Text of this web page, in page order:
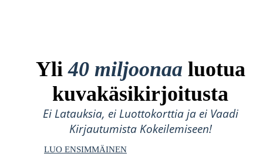
Yli40 miljoonaa luotua
kuvakäsikirjoitusta
Ei Latauksia, ei Luottokorttia ja ei Vaadi
Kirjautumista Kokeilemiseen!
LUO ENSIMMÄINEN